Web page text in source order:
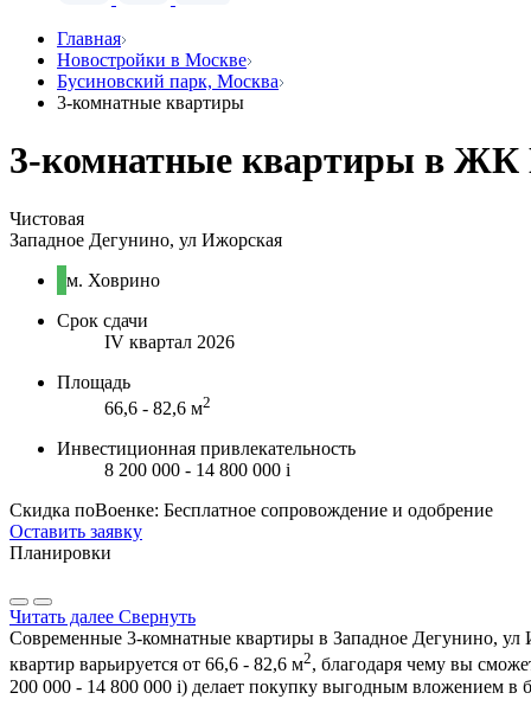
Главная
Новостройки в Москве
Бусиновский парк, Москва
3-комнатные квартиры
3-комнатные квартиры в ЖК
Чистовая
Западное Дегунино, ул Ижорская
м. Ховрино
Срок сдачи
IV квартал 2026
Площадь
66,6 - 82,6 м2
Инвестиционная привлекательность
8 200 000 - 14 800 000 i
Скидка поВоенке: Бесплатное сопровождение и одобрение
Оставить заявку
Планировки
Читать далее Свернуть
Современные 3-комнатные квартиры в Западное Дегунино,
квартир варьируется от 66,6 - 82,6 м2, благодаря чему вы
200 000 - 14 800 000 i) делает покупку выгодным вложением в